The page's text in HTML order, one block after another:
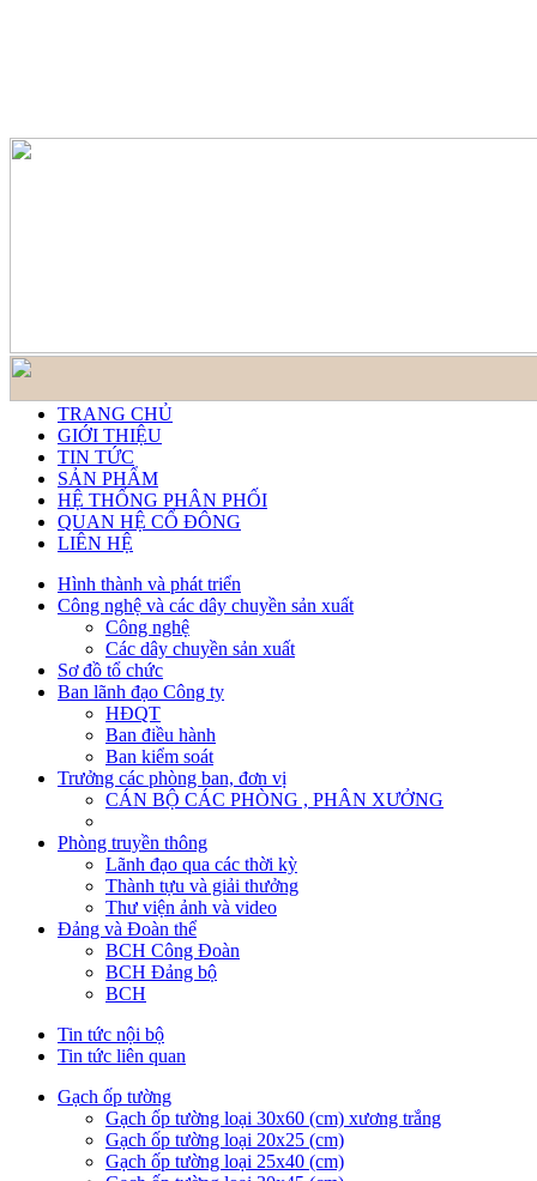
TRANG CHỦ
GIỚI THIỆU
TIN TỨC
SẢN PHẨM
HỆ THỐNG PHÂN PHỐI
QUAN HỆ CỔ ĐÔNG
LIÊN HỆ
Hình thành và phát triển
Công nghệ và các dây chuyền sản xuất
Công nghệ
Các dây chuyền sản xuất
Sơ đồ tổ chức
Ban lãnh đạo Công ty
HĐQT
Ban điều hành
Ban kiểm soát
Trưởng các phòng ban, đơn vị
CÁN BỘ CÁC PHÒNG , PHÂN XƯỞNG
Phòng truyền thông
Lãnh đạo qua các thời kỳ
Thành tựu và giải thưởng
Thư viện ảnh và video
Đảng và Đoàn thể
BCH Công Đoàn
BCH Đảng bộ
BCH
Tin tức nội bộ
Tin tức liên quan
Gạch ốp tường
Gạch ốp tường loại 30x60 (cm) xương trắng
Gạch ốp tường loại 20x25 (cm)
Gạch ốp tường loại 25x40 (cm)